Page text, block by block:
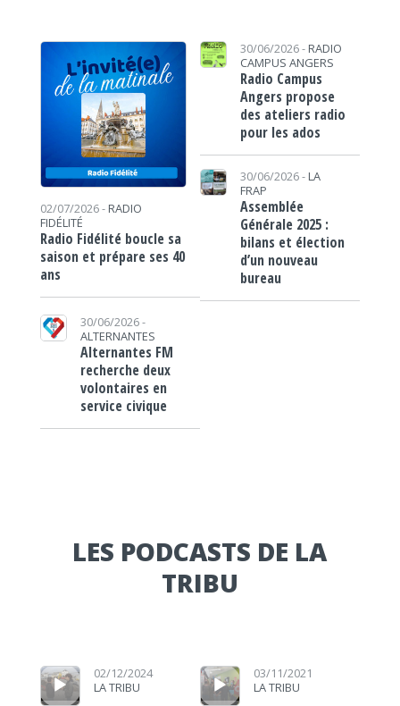
02/07/2026 - RADIO
FIDÉLITÉ
Radio Fidélité boucle sa
saison et prépare ses 40
ans
30/06/2026 - RADIO
CAMPUS ANGERS
Radio Campus
Angers propose
des ateliers radio
pour les ados
30/06/2026 - LA
FRAP
Assemblée
Générale 2025 :
bilans et élection
d’un nouveau
bureau
30/06/2026 -
ALTERNANTES
Alternantes FM
recherche deux
volontaires en
service civique
LES PODCASTS DE LA
TRIBU
Lecteur audio
02/12/2024
LA TRIBU
Lecteur audio
03/11/2021
LA TRIBU